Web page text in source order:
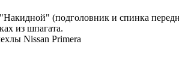
(подголовник и спинка
из шпагата.
Nissan Primera